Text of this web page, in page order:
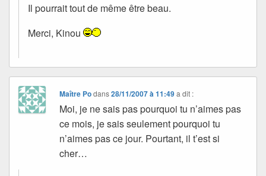
Il pourrait tout de même être beau.
Merci, Kinou
Maître Podans28/11/2007 à 11:49 a dit :
Moi, je ne sais pas pourquoi tu n’aimes pas
ce mois, je sais seulement pourquoi tu
n’aimes pas ce jour. Pourtant, il t’est si
cher…